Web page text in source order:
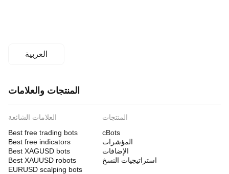
العربية
المنتجات والعلامات
العلامات الشائعة
Best free trading bots
Best free indicators
Best XAGUSD bots
Best XAUUSD robots
EURUSD scalping bots
المنتجات
cBots
المؤشرات
الإضافات
استراتيجيات النسخ